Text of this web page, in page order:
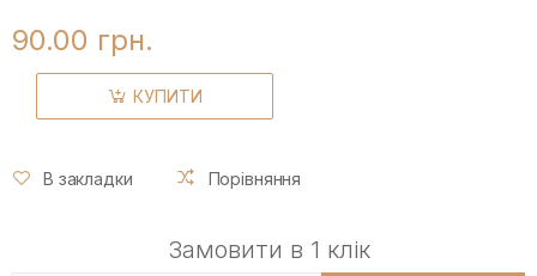
90.00 грн.
КУПИТИ
В закладки Порівняння
Замовити в 1 клік